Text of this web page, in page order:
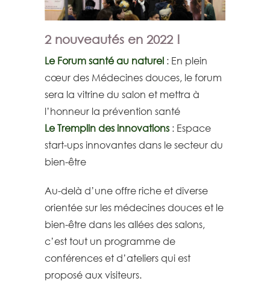
2 nouveautés en 2022 !
Le Forum santé au naturel : En plein
cœur des Médecines douces, le forum
sera la vitrine du salon et mettra à
l’honneur la prévention santé
Le Tremplin des innovations : Espace
start-ups innovantes dans le secteur du
bien-être
Au-delà d’une offre riche et diverse
orientée sur les médecines douces et le
bien-être dans les allées des salons,
c’est tout un programme de
conférences et d’ateliers qui est
proposé aux visiteurs.